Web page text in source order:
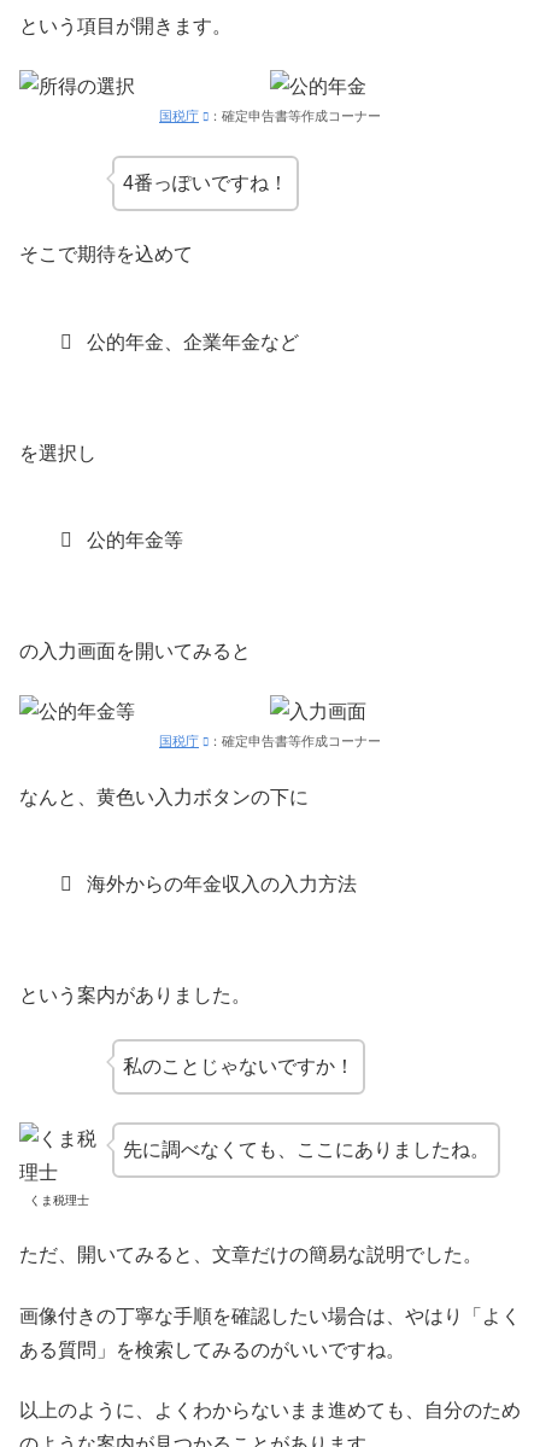
という項目が開きます。
国税庁 ：確定申告書等作成コーナー
4番っぽいですね！
そこで期待を込めて
公的年金、企業年金など
を選択し
公的年金等
の入力画面を開いてみると
国税庁 ：確定申告書等作成コーナー
なんと、黄色い入力ボタンの下に
海外からの年金収入の入力方法
という案内がありました。
私のことじゃないですか！
くま税理士
先に調べなくても、ここにありましたね。
ただ、開いてみると、文章だけの簡易な説明でした。
画像付きの丁寧な手順を確認したい場合は、やはり「よく
ある質問」を検索してみるのがいいですね。
以上のように、よくわからないまま進めても、自分のため